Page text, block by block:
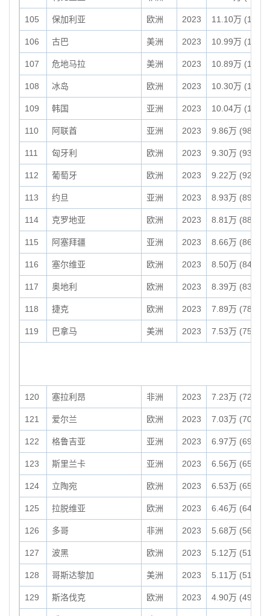
105 保加利亚 欧洲 2023 11.10万
106 古巴 美洲 2023 10.99万
107 危地马拉 美洲 2023 10.89万
108 冰岛 欧洲 2023 10.30万
109 韩国 亚洲 2023 10.04万
110 阿联酋 亚洲 2023 9.86万
111 匈牙利 欧洲 2023 9.30万
112 葡萄牙 欧洲 2023 9.22万
113 约旦 亚洲 2023 8.93万
114 克罗地亚 欧洲 2023 8.81万
115 阿塞拜疆 亚洲 2023 8.66万
116 塞尔维亚 欧洲 2023 8.50万
117 奥地利 欧洲 2023 8.39万
118 捷克 欧洲 2023 7.89万
119 巴拿马 美洲 2023 7.53万
120 塞拉利昂 非洲 2023 7.23万
121 爱尔兰 欧洲 2023 7.03万
122 格鲁吉亚 亚洲 2023 6.97万
123 斯里兰卡 亚洲 2023 6.56万
124 立陶宛 欧洲 2023 6.53万
125 拉脱维亚 欧洲 2023 6.46万
126 多哥 非洲 2023 5.68万
127 波黑 欧洲 2023 5.12万
128 哥斯达黎加 美洲 2023 5.11万
129 斯洛伐克 欧洲 2023 4.90万